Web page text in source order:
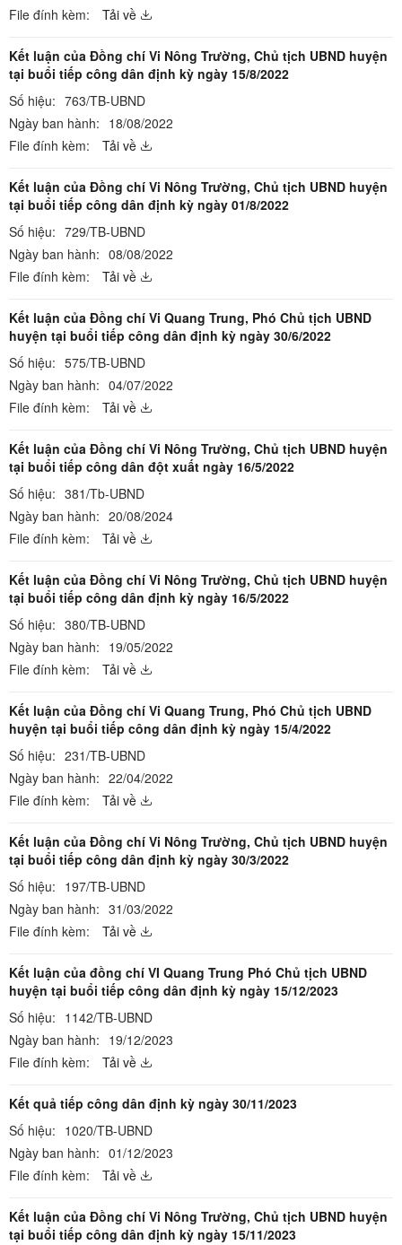
File đính kèm:
Tải về
Kết luận của Đồng chí Vi Nông Trường, Chủ tịch UBND huyện
tại buổi tiếp công dân định kỳ ngày 15/8/2022
Số hiệu: 763/TB-UBND
Ngày ban hành: 18/08/2022
File đính kèm:
Tải về
Kết luận của Đồng chí Vi Nông Trường, Chủ tịch UBND huyện
tại buổi tiếp công dân định kỳ ngày 01/8/2022
Số hiệu: 729/TB-UBND
Ngày ban hành: 08/08/2022
File đính kèm:
Tải về
Kết luận của Đồng chí Vi Quang Trung, Phó Chủ tịch UBND
huyện tại buổi tiếp công dân định kỳ ngày 30/6/2022
Số hiệu: 575/TB-UBND
Ngày ban hành: 04/07/2022
File đính kèm:
Tải về
Kết luận của Đồng chí Vi Nông Trường, Chủ tịch UBND huyện
tại buổi tiếp công dân đột xuất ngày 16/5/2022
Số hiệu: 381/Tb-UBND
Ngày ban hành: 20/08/2024
File đính kèm:
Tải về
Kết luận của Đồng chí Vi Nông Trường, Chủ tịch UBND huyện
tại buổi tiếp công dân định kỳ ngày 16/5/2022
Số hiệu: 380/TB-UBND
Ngày ban hành: 19/05/2022
File đính kèm:
Tải về
Kết luận của Đồng chí Vi Quang Trung, Phó Chủ tịch UBND
huyện tại buổi tiếp công dân định kỳ ngày 15/4/2022
Số hiệu: 231/TB-UBND
Ngày ban hành: 22/04/2022
File đính kèm:
Tải về
Kết luận của Đồng chí Vi Nông Trường, Chủ tịch UBND huyện
tại buổi tiếp công dân định kỳ ngày 30/3/2022
Số hiệu: 197/TB-UBND
Ngày ban hành: 31/03/2022
File đính kèm:
Tải về
Kết luận của đồng chí VI Quang Trung Phó Chủ tịch UBND
huyện tại buổi tiếp công dân định kỳ ngày 15/12/2023
Số hiệu: 1142/TB-UBND
Ngày ban hành: 19/12/2023
File đính kèm:
Tải về
Kết quả tiếp công dân định kỳ ngày 30/11/2023
Số hiệu: 1020/TB-UBND
Ngày ban hành: 01/12/2023
File đính kèm:
Tải về
Kết luận của Đồng chí Vi Nông Trường, Chủ tịch UBND huyện
tại buổi tiếp công dân định kỳ ngày 15/11/2023